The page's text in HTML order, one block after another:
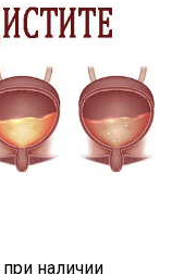
при наличии